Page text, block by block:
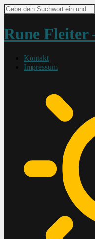
Suche
nach:
Rune Fleiter
Kontakt
Impressum